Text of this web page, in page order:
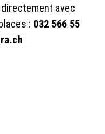
avec
: 032 566 55